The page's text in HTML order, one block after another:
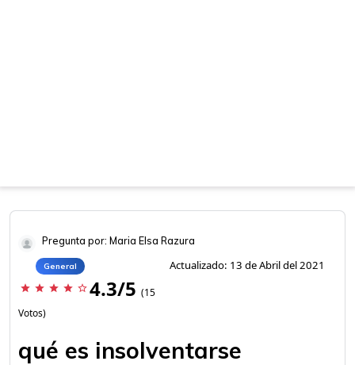
Pregunta por: Maria Elsa Razura
General Actualizado: 13 de Abril del 2021
star star star star star_border 4.3/5 (15
Votos)
qué es insolventarse